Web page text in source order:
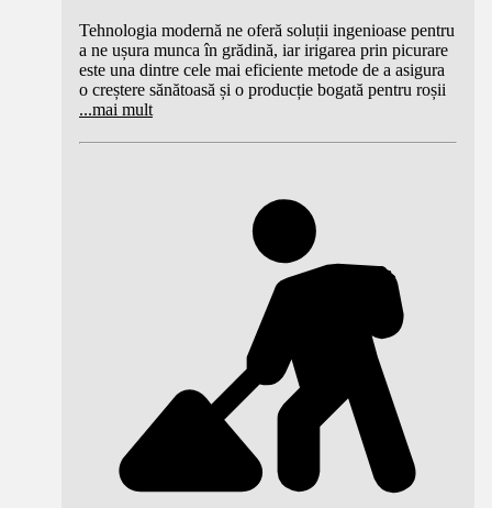
Tehnologia modernă ne oferă soluții ingenioase pentru
a ne ușura munca în grădină, iar irigarea prin picurare
este una dintre cele mai eficiente metode de a asigura
o creștere sănătoasă și o producție bogată pentru roșii
...mai mult